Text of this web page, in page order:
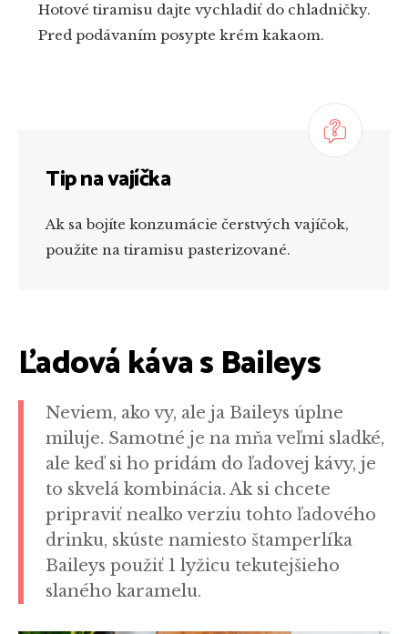
Hotové tiramisu dajte vychladiť do chladničky.
Pred podávaním posypte krém kakaom.
Tip na vajíčka
Ak sa bojíte konzumácie čerstvých vajíčok,
použite na tiramisu pasterizované.
Ľadová káva s Baileys
Neviem, ako vy, ale ja Baileys úplne
miluje. Samotné je na mňa veľmi sladké,
ale keď si ho pridám do ľadovej kávy, je
to skvelá kombinácia. Ak si chcete
pripraviť nealko verziu tohto ľadového
drinku, skúste namiesto štamperlíka
Baileys použiť 1 lyžicu tekutejšieho
slaného karamelu.